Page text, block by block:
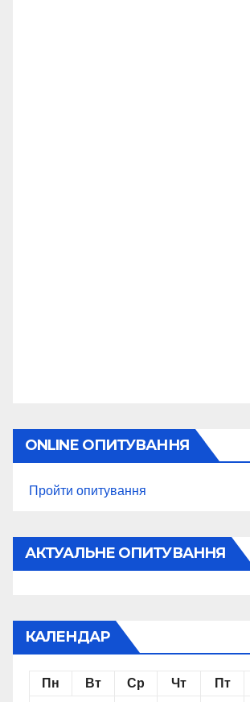
ONLINE ОПИТУВАННЯ
Пройти опитування
АКТУАЛЬНЕ ОПИТУВАННЯ
КАЛЕНДАР
Пн Вт Ср Чт Пт